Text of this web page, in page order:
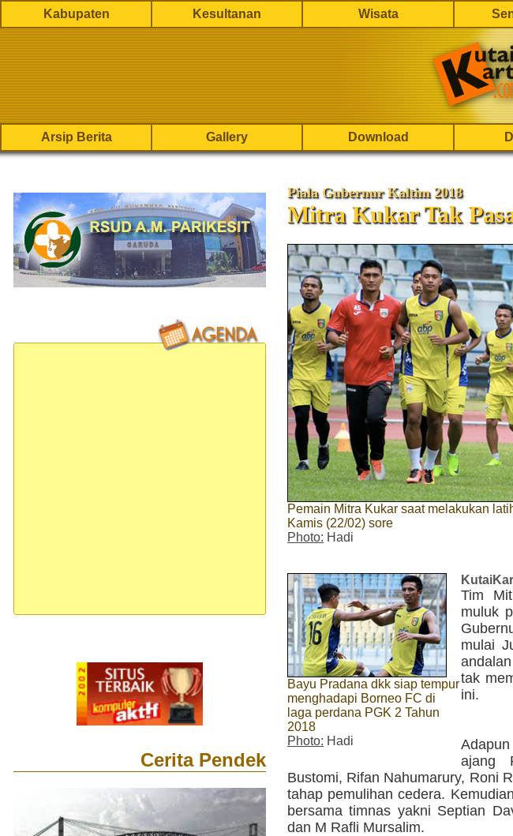
Kabupaten Kesultanan Wisata
Arsip Berita Gallery Download
Cerita Pendek
Piala Gubernur Kaltim 2018
Mitra Kukar Tak
Pemain Mitra Kukar saat melakukan
Kamis (22/02) sore
Photo: Hadi
Bayu Pradana dkk siap tempur
menghadapi Borneo FC di
laga perdana PGK 2 Tahun
2018
Photo: Hadi
Tim
muluk
mulai
tak
ini.
ajang
Bustomi, Rifan Nahumarury, Roni
tahap pemulihan cedera.
bersama timnas yakni Septian
dan M Rafli Mursalim.